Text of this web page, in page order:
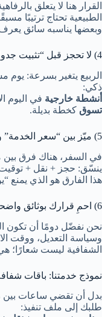
القرار هنا لا يتعلق
الطبيعية تحتاج ترتيبًا
وبعضها يناسبه سائق
4) لا تحجز قبل “تثبيت جدول الطبيعة”
الربيع يتغير بسرعة:
ذكي:
أنشطة خارجية في اليوم
تسوق كخطة بديلة.
5) ميّز بين “سعر الخدمة” و“سعر التنفيذ”
في السفر، هناك فرق
ينسّق: حجز + نقل +
هذا الفارق هو الذي يمنع
6) احمِ قرارك بوثائق واضحة
نحن نفضّل دومًا أن تكون
وسياسة التعديل، ووقت
الشفافية ليست شعارًا؛
نموذج خدمتنا: باقات
بدل أن تقضي ساعات بين
طلبك إلى ملف تنفيذ: